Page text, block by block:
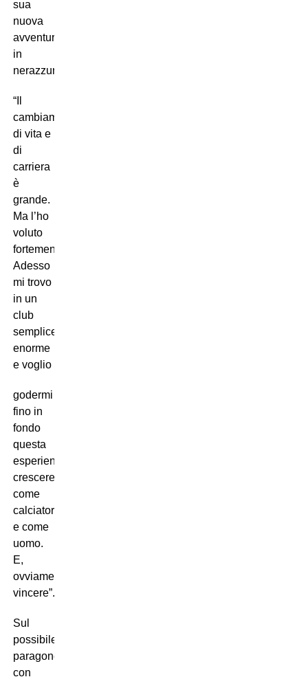
sua
nuova
avventura
in
nerazzurro:
“Il
cambiamento
di vita e
di
carriera
è
grande.
Ma l’ho
voluto
fortemente.
Adesso
mi trovo
in un
club
semplicemente
enorme
e voglio
godermi
fino in
fondo
questa
esperienza,
crescere
come
calciatore
e come
uomo.
E,
ovviamente,
vincere”.
Sul
possibile
paragone
con